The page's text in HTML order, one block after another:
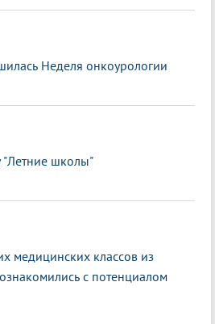
Неделя онкоурологии
"Летние школы"
медицинских классов из
с потенциалом